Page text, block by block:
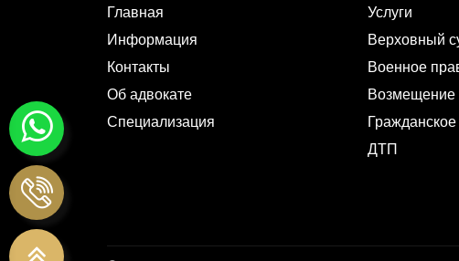
Главная
Информация
Контакты
Об адвокате
Специализация
Услуги
Верховный
Военное
ДТП